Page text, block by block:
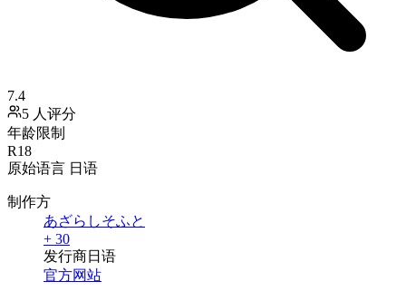
7.4
5 人评分
年龄限制
R18
原始语言 日语
制作方
あざらしそふと
+ 30
发行商日语
官方网站